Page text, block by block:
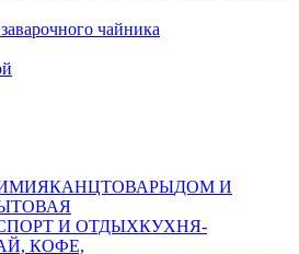
чайника
КАНЦТОВАРЫДОМ И
И ОТДЫХКУХНЯ-
КОФЕ,